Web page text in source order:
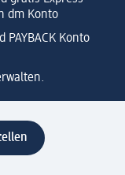
dm Konto
Konto